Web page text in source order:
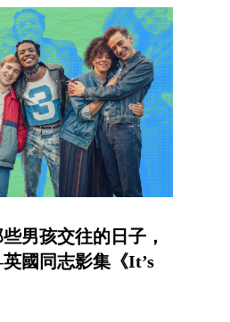
男孩交往的日子，
國同志影集《It’s